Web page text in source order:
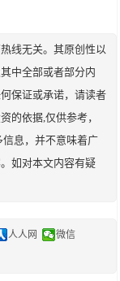
线无关。其原创性以
中全部或者部分内
保证或承诺，请读者
的依据,仅供参考，
息，并不意味着广
如对本文内容有疑
人人网
微信